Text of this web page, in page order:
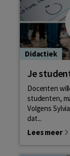
Didactiek
Je
Docenten
studenten,
Volgens
dat...
Lees meer